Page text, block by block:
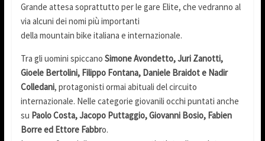
Grande attesa soprattutto per le gare Elite, che vedranno al
via alcuni dei nomi più importanti
della mountain bike italiana e internazionale.
Tra gli uomini spiccano Simone Avondetto, Juri Zanotti,
Gioele Bertolini, Filippo Fontana, Daniele Braidot e Nadir
Colledani, protagonisti ormai abituali del circuito
internazionale. Nelle categorie giovanili occhi puntati anche
su Paolo Costa, Jacopo Puttaggio, Giovanni Bosio, Fabien
Borre ed Ettore Fabbro.